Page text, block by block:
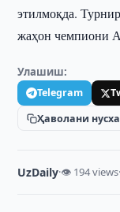
этилмоқда.
жаҳон чемпиони
Улашиш:
Telegram
Ҳаволани
UzDaily·👁 194 views·